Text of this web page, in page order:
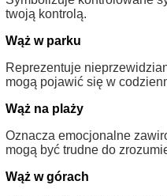
twoją kontrolą.
Wąż w parku
Reprezentuje
mogą pojawić się w
Wąż na plaży
Oznacza emocjonalne
mogą być trudne do
Wąż w górach